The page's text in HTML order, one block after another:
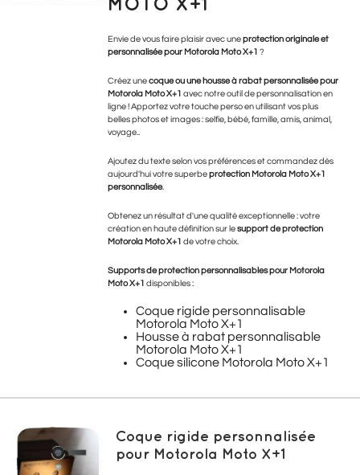
Envie de vous faire plaisir avec uneprotection originale et
personnalisée pour Motorola Moto X+1 ?
Créez unecoque ou une housse à rabat personnalisée pour
Motorola Moto X+1avec notre outil de personnalisation en
ligne !Apportez votre touche perso en utilisant vos plus
belles photos et images : selfie, bébé, famille, amis, animal,
voyage..
Ajoutez du texte selon vos préférences et commandez dès
aujourd'hui votre superbeprotection Motorola Moto X+1
personnalisée.
Obtenez un résultat d'une qualité exceptionnelle : votre
création en haute définition sur lesupport de protection
Motorola Moto X+1 de votre choix.
Supports de protection personnalisables pour Motorola
Moto X+1 disponibles :
Coque rigide personnalisable
Motorola Moto X+1
Housse à rabat personnalisable
Motorola Moto X+1
Coque silicone Motorola Moto X+1
Coque rigide personnalisée
pour Motorola Moto X+1